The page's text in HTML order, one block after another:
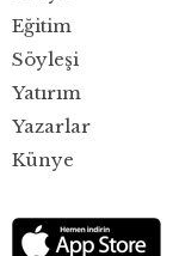
Eğitim
Söyleşi
Yatırım
Yazarlar
Künye